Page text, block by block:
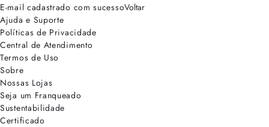
E-mail cadastrado com sucessoVoltar
Ajuda e Suporte
Políticas de Privacidade
Central de Atendimento
Termos de Uso
Sobre
Nossas Lojas
Seja um Franqueado
Sustentabilidade
Certificado